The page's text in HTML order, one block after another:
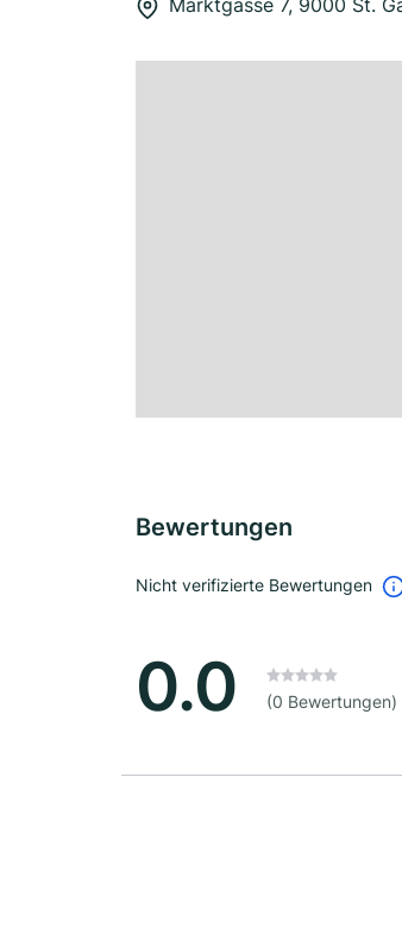
Marktgasse 7, 9000 St.
Bewertungen
Nicht verifizierte Bewertungen
0.0 (0 Bewertungen)